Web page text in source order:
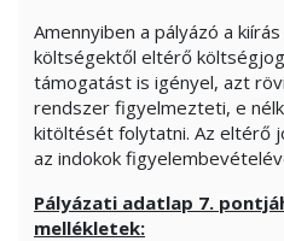
Amennyiben a pályázó a
költségektől eltérő
támogatást is igényel, azt
rendszer figyelmezteti, e
kitöltését folytatni. Az eltérő
az indokok
Pályázati adatlap 7.
mellékletek: